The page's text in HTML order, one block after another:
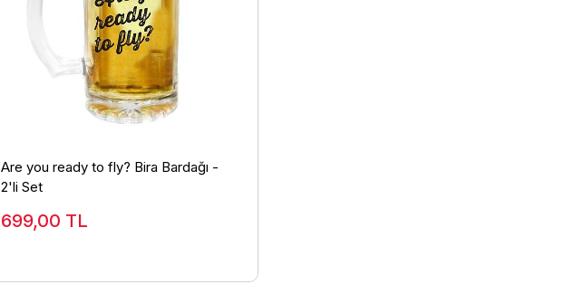
Are you ready to fly? Bira Bardağı -
2'li Set
699,00 TL